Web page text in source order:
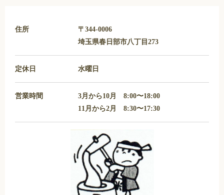
住所
〒344-0006
埼玉県春日部市八丁目273
定休日 水曜日
営業時間
3月から10月 8:00〜18:00
11月から2月 8:30〜17:30